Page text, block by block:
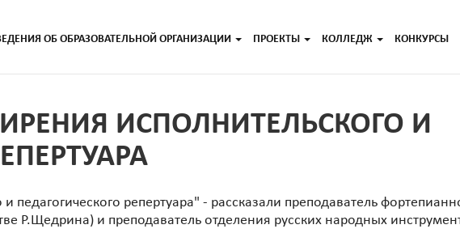
ОБ ОБРАЗОВАТЕЛЬНОЙ ОРГАНИЗАЦИИ ПРОЕКТЫ КОЛЛЕДЖ КОНКУРСЫ
ИСПОЛНИТЕЛЬСКОГО И
репертуара" - рассказали преподаватель
Р.Щедрина) и преподаватель отделения русских народных